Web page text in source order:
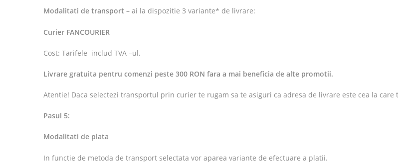
Modalitati de transport – ai la dispozitie 3 variante* de livrare:
Curier FANCOURIER
Cost: Tarifele includ TVA –ul.
Livrare gratuita pentru comenzi peste 300 RON fara a mai beneficia de alte promotii.
Atentie! Daca selectezi transportul prin curier te rugam sa te asiguri ca adresa de livrare este cea la
Pasul 5:
Modalitati de plata
In functie de metoda de transport selectata vor aparea variante de efectuare a platii.